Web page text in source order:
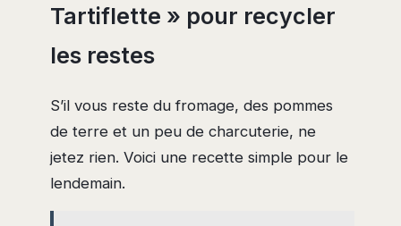
Tartiflette » pour recycler
les restes
S’il vous reste du fromage, des pommes
de terre et un peu de charcuterie, ne
jetez rien. Voici une recette simple pour le
lendemain.